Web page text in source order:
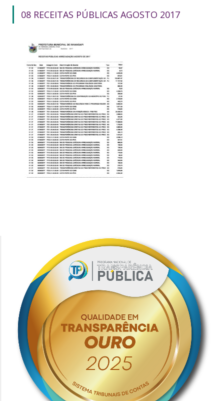
08 RECEITAS PÚBLICAS AGOSTO 2017